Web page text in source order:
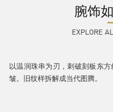
腕饰
EXPLORE
以温润珠串为刃，刺破刻板东
皱。旧纹样拆解成当代图腾。